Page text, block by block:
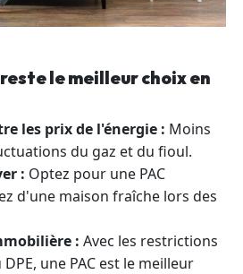
le meilleur choix en
les prix de l'énergie : Moins
du gaz et du fioul.
: Optez pour une PAC
d'une maison fraîche lors des
: Avec les restrictions
une PAC est le meilleur